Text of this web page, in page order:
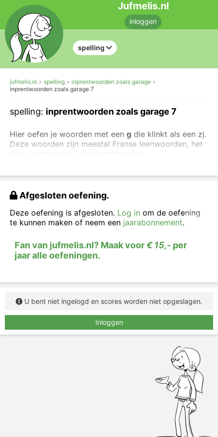
Jufmelis.nl
inloggen
spelling
jufmelis.nl spelling
inprentwoorden zoals garage
inprentwoorden zoals garage 7
spelling: inprentwoorden zoals garage 7
Hier oefen je woorden met een g die klinkt als een zj.
Deze woorden zijn meestal Franse leenwoorden, het
garage
college
horloge
hardop), typ het woord in het vakje.
Afgesloten oefening.
Deze oefening is afgesloten. Log in om de oefening
te kunnen maken of neem een jaarabonnement.
Fan van jufmelis.nl? Maak voor€ 15,- per
jaar alle oefeningen.
U bent niet ingelogd en scores worden niet opgeslagen.
Inloggen